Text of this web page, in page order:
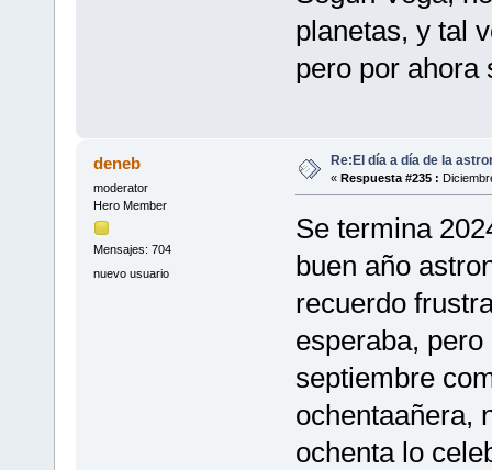
planetas, y tal
pero por ahora
deneb
moderator
Hero Member
Mensajes: 704
nuevo usuario
Re:El día a día de la
« Respuesta #235 :
Se termina
buen año
recuerdo
esperaba,
septiembre
ochentaañera,
ochenta lo